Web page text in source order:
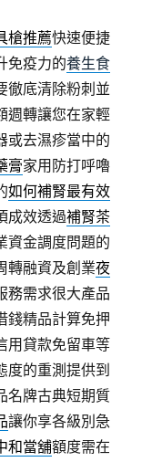
槍推薦快速便捷
免疫力的養生食
徹底清除粉刺並
週轉讓您在家輕
或去濕疹當中的
膏家用防打呼嚕
如何補腎最有效
成效透過補腎茶
資金調度問題的
轉融資及創業夜
務需求很大產品
錢精品計算免押
用貸款免留車等
度的重測提供到
名牌古典短期質
讓你享各級別急
和當舖額度需在